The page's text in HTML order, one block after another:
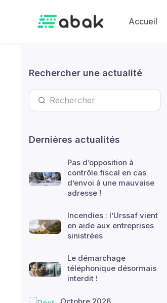
Accueil
Rechercher une actualité
Dernières actualités
Pas d’opposition à
contrôle fiscal en cas
d’envoi à une mauvaise
adresse !
Incendies : l’Urssaf vient
en aide aux entreprises
sinistrées
Le démarchage
téléphonique désormais
interdit !